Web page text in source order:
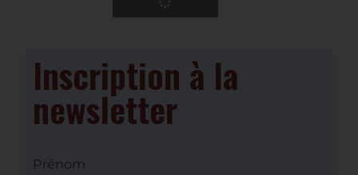
Inscription à la
newsletter